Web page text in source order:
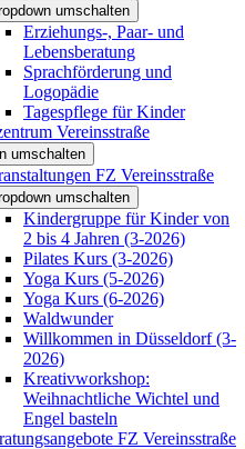
umschalten
Erziehungs-, Paar- und
Lebensberatung
Sprachförderung und
Logopädie
Tagespflege für Kinder
Vereinsstraße
umschalten
FZ Vereinsstraße
umschalten
Kindergruppe für Kinder von
2 bis 4 Jahren (3-2026)
Pilates Kurs (3-2026)
Yoga Kurs (5-2026)
Yoga Kurs (6-2026)
Waldwunder
Willkommen in Düsseldorf (3-
2026)
Kreativworkshop:
Weihnachtliche Wichtel und
Engel basteln
FZ Vereinsstraße